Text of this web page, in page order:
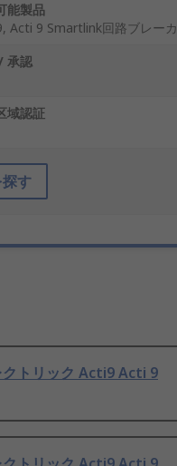
能製品
Acti 9 Smartlink回路ブレーカ
承認
域認証
す
クトリック Acti9 Acti 9